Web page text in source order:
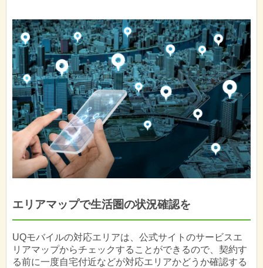
エリアマップで生活圏の状況確認を
UQモバイルの対応エリアは、公式サイトのサービスエ
リアマップからチェックすることができるので、契約す
る前に一度自宅付近などが対応エリアかどうか確認する